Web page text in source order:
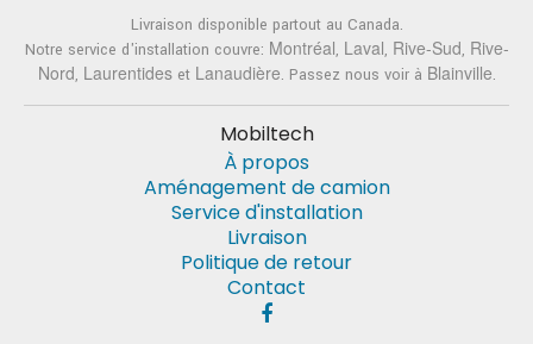
Livraison disponible partout au Canada.
Notre service d'installation couvre: Montréal, Laval, Rive-Sud, Rive-
Nord, Laurentideset Lanaudière. Passez nous voir à Blainville.
Mobiltech
À propos
Aménagement de camion
Service d'installation
Livraison
Politique de retour
Contact